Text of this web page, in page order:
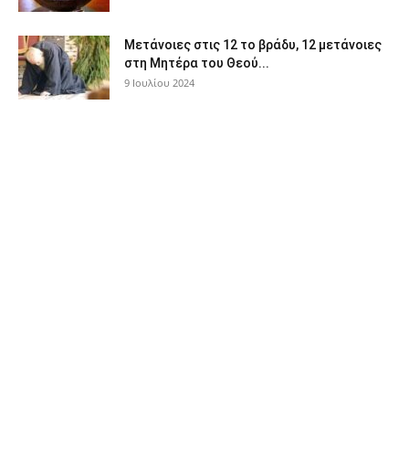
Μετάνοιες στις 12 το βράδυ, 12 μετάνοιες
στη Μητέρα του Θεού...
9 Ιουλίου 2024